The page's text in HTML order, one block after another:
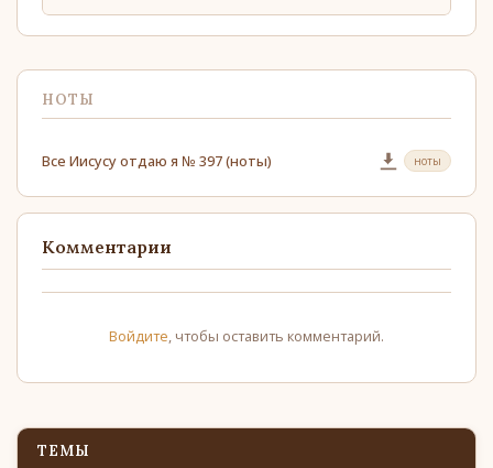
Download
НОТЫ
Все Иисусу отдаю я № 397 (ноты) ноты
Комментарии
Войдите, чтобы оставить комментарий.
ТЕМЫ